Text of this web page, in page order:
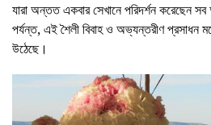
যারা অন্তত একবার সেখানে পরিদর্শন করেছেন
পর্যন্ত, এই শৈলী বিবাহ ও অভ্যন্তরীণ প্রসাধন
উঠেছে।